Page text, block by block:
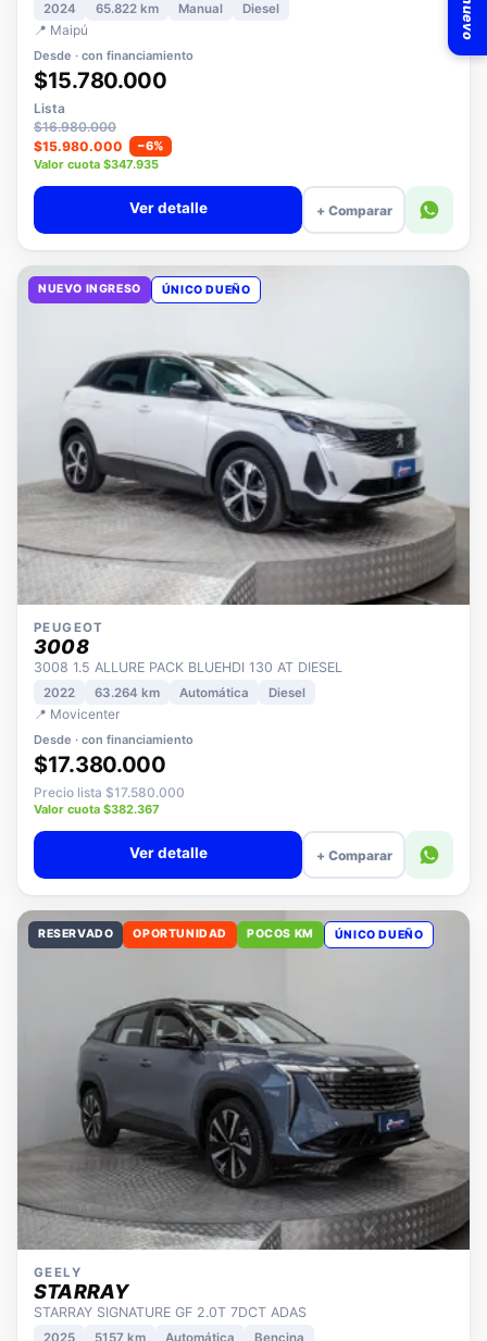
2024
📍 Maipú
Desde · con financiamiento
$15.780.000
Lista
$16.980.000
$15.980.000
−6%
Valor cuota $347.935
+ Comparar
NUEVO INGRESO
PEUGEOT
3008
3008 1.5 ALLURE PACK BLUEHDI 130 AT DIESEL
2022 63.264 km
📍 Movicenter
Desde · con financiamiento
$17.380.000
Precio lista $17.580.000
Valor cuota $382.367
+ Comparar
RESERVADO OPORTUNIDAD POCOS KM
GEELY
STARRAY
STARRAY SIGNATURE GF 2.0T 7DCT ADAS